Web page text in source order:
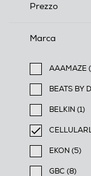
Prezzo
Marca
AAAMAZE
Filtra per
BEATS BY
Filtra per
BELKIN (1)
Filtra per
selected
EKON (5)
Filtra per
GBC (8)